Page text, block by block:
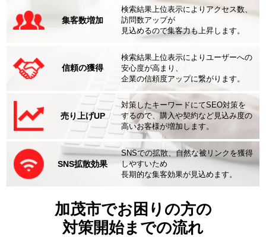
集客数増加
検索結果上位表示によりアクセス数、
訪問数アップが
見込めるので集客力も上昇します。
信頼の獲得
検索結果上位表示によりユーザーへの
安心度が高まり、
企業の信頼度アップに繋がります。
売り上げUP
対策したキーワードにてSEO対策を
するので、購入や契約など見込み度の
高いお客様が増加します。
SNS拡散効果
SNSでの拡散、自然な被リンクを獲得
しやすいため
長期的な集客効果が見込めます。
加茂市でお困りの方の
対策開始までの流れ